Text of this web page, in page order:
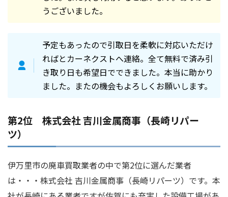
うございました。
予定もあったので引取日を柔軟に対応いただけ
ればとカーネクストへ連絡。全て無料で済み引
き取り日も希望日でできました。本当に助かり
ました。またの機会もよろしくお願いします。
第2位 株式会社 吉川金属商事（長崎リパー
ツ）
伊万里市の廃車買取業者の中で第2位に選んだ業者
は・・・株式会社 吉川金属商事（長崎リパーツ）です。本